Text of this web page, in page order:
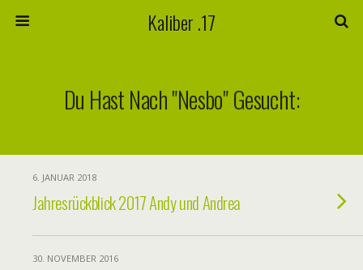
Kaliber .17
Du Hast Nach "nesbo" Gesucht:
6. JANUAR 2018
Jahresrückblick 2017 Andy und Andrea
30. NOVEMBER 2016